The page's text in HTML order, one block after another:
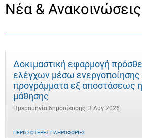
Νέα & Ανακοινώσεις
Δοκιμαστική εφαρμογή
ελέγχων μέσω ενεργοποίησης
προγράμματα εξ αποστάσεως
μάθησης
Ημερομηνία δημοσίευσης: 3 Αυγ 2026
ΠΕΡΙΣΣΌΤΕΡΕΣ ΠΛΗΡΟΦΟΡΊΕΣ